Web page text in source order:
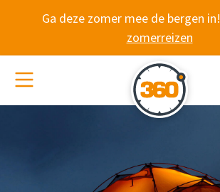
Ga deze zomer mee de bergen in!
zomerreizen
(De)activeer site navigatie